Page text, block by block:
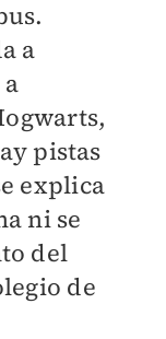
a
pistas
explica
ni se
del
de